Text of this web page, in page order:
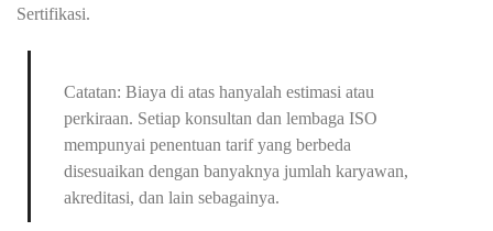
Sertifikasi.
Catatan: Biaya di atas hanyalah estimasi atau
perkiraan. Setiap konsultan dan lembaga ISO
mempunyai penentuan tarif yang berbeda
disesuaikan dengan banyaknya jumlah karyawan,
akreditasi, dan lain sebagainya.